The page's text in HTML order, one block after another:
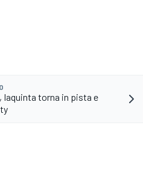
Iaquinta torna in pista e